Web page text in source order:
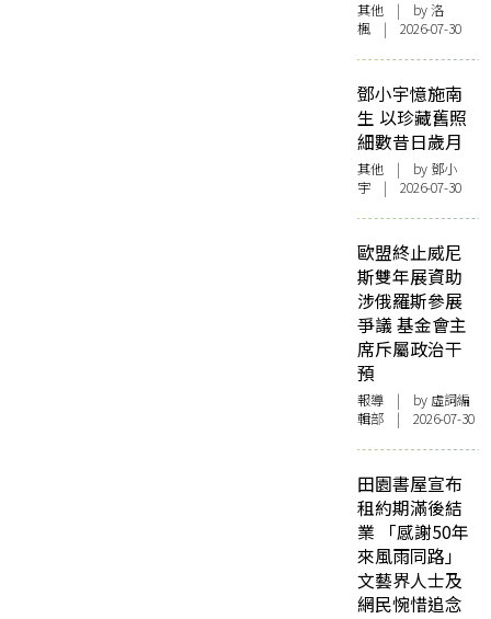
其他 | by洛
楓 | 2026-07-30
鄧小宇憶施南
生 以珍藏舊照
細數昔日歲月
其他 | by 鄧小
宇 | 2026-07-30
歐盟終止威尼
斯雙年展資助
涉俄羅斯參展
爭議 基金會主
席斥屬政治干
預
報導 | by 虛詞編
輯部 | 2026-07-30
田園書屋宣布
租約期滿後結
業 「感謝50年
來風雨同路」
文藝界人士及
網民惋惜追念